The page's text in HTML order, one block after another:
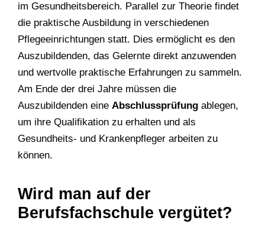
im Gesundheitsbereich. Parallel zur Theorie findet
die praktische Ausbildung in verschiedenen
Pflegeeinrichtungen statt. Dies ermöglicht es den
Auszubildenden, das Gelernte direkt anzuwenden
und wertvolle praktische Erfahrungen zu sammeln.
Am Ende der drei Jahre müssen die
Auszubildenden eine Abschlussprüfung ablegen,
um ihre Qualifikation zu erhalten und als
Gesundheits- und Krankenpfleger arbeiten zu
können.
Wird man auf der
Berufsfachschule vergütet?